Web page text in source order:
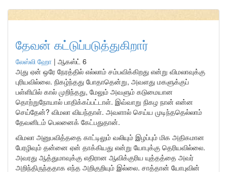
தேவன் கட்டுப்படுத்துகிறார்
லேஸ்லி ஹோ | ஆகஸ்ட் 6
அது ஏன் ஒரே நேரத்தில் எல்லாம் சம்பவிக்கிறது என்று விமலாவுக்கு
புரியவில்லை. நிகழ்ந்தது போதாதென்று, அவளது மகளுக்குப்
பள்ளியில் கால் முறிந்தது, மேலும் அவளும் கடுமையான
தொற்றுநோயால் பாதிக்கப்பட்டாள். இவ்வாறு நிகழ நான் என்ன
செய்தேன்? விமலா வியந்தாள். அவளால் செய்ய முடிந்ததெல்லாம்
தேவனிடம் பெலனைக் கேட்பதுதான்.
விமலா அனுபவித்ததை காட்டிலும் வலியும் இழப்பும் மிக அதிகமான
பேரழிவும் தன்னை ஏன் தாக்கியது என்று யோபுக்கு தெரியவில்லை.
அவரது ஆத்துமாவுக்கு எதிரான ஆவிக்குரிய யுத்தத்தை அவர்
அறிந்திருந்ததாக எந்த அறிகுறியும் இல்லை. சாத்தான் யோபுவின்